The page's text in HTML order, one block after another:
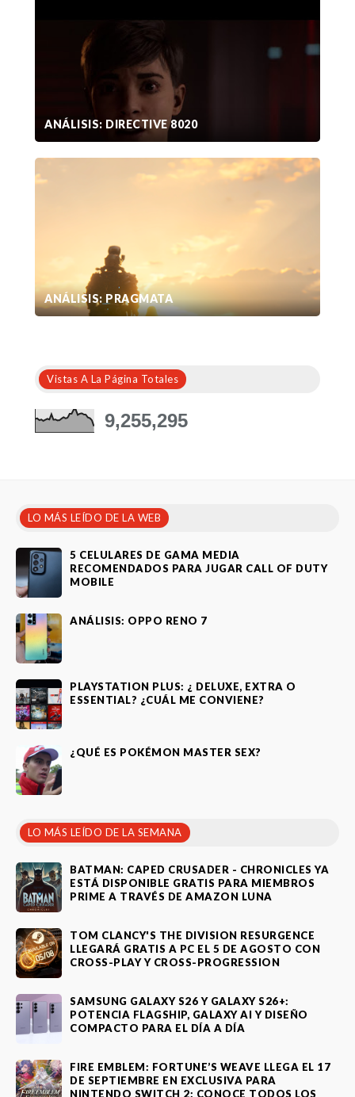
ANÁLISIS: DIRECTIVE 8020
ANÁLISIS: PRAGMATA
Vistas A La Página Totales
9,255,295
LO MÁS LEÍDO DE LA WEB
5 CELULARES DE GAMA MEDIA
RECOMENDADOS PARA JUGAR CALL OF DUTY
MOBILE
ANÁLISIS: OPPO RENO 7
PLAYSTATION PLUS: ¿ DELUXE, EXTRA O
ESSENTIAL? ¿CUÁL ME CONVIENE?
¿QUÉ ES POKÉMON MASTER SEX?
LO MÁS LEÍDO DE LA SEMANA
BATMAN: CAPED CRUSADER - CHRONICLES YA
ESTÁ DISPONIBLE GRATIS PARA MIEMBROS
PRIME A TRAVÉS DE AMAZON LUNA
TOM CLANCY'S THE DIVISION RESURGENCE
LLEGARÁ GRATIS A PC EL 5 DE AGOSTO CON
CROSS-PLAY Y CROSS-PROGRESSION
SAMSUNG GALAXY S26 Y GALAXY S26+:
POTENCIA FLAGSHIP, GALAXY AI Y DISEÑO
COMPACTO PARA EL DÍA A DÍA
FIRE EMBLEM: FORTUNE’S WEAVE LLEGA EL 17
DE SEPTIEMBRE EN EXCLUSIVA PARA
NINTENDO SWITCH 2: CONOCE TODOS LOS